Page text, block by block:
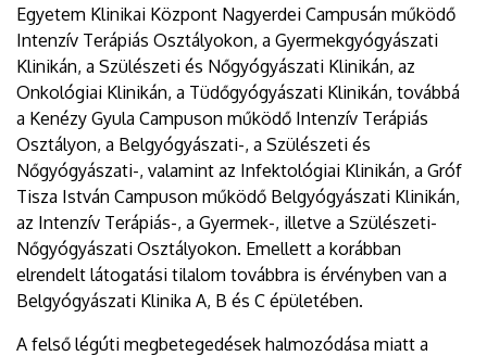
Egyetem Klinikai Központ Nagyerdei Campusán működő
Intenzív Terápiás Osztályokon, a Gyermekgyógyászati
Klinikán, a Szülészeti és Nőgyógyászati Klinikán, az
Onkológiai Klinikán, a Tüdőgyógyászati Klinikán, továbbá
a Kenézy Gyula Campuson működő Intenzív Terápiás
Osztályon, a Belgyógyászati-, a Szülészeti és
Nőgyógyászati-, valamint az Infektológiai Klinikán, a Gróf
Tisza István Campuson működő Belgyógyászati Klinikán,
az Intenzív Terápiás-, a Gyermek-, illetve a Szülészeti-
Nőgyógyászati Osztályokon. Emellett a korábban
elrendelt látogatási tilalom továbbra is érvényben van a
Belgyógyászati Klinika A, B és C épületében.
A felső légúti megbetegedések halmozódása miatt a